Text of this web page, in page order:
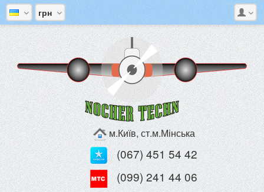
грн
м.Київ, ст.м.Мінська
(067) 451 54 42
(099) 241 44 06